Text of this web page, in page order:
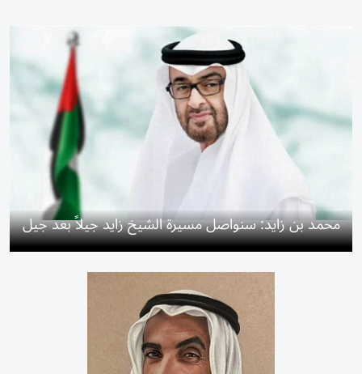
محمد بن زايد: سنواصل مسيرة الشيخ زايد جيلاً بعد جيل